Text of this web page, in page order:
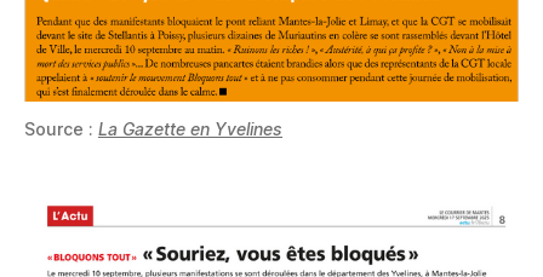
Source : La Gazette en Yvelines